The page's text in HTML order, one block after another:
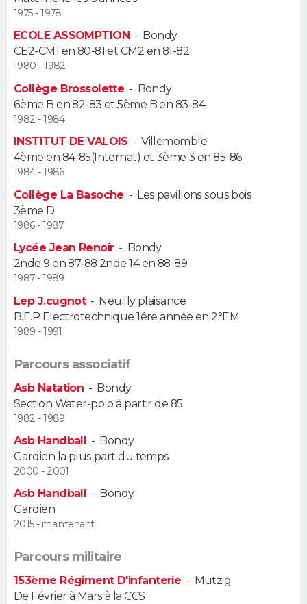
VOYAGE
PHOTO
GUIDES D'ACHAT
CARTE DE VOEUX
DICTIONNAIRE
Dictionnaire
Biographies
Citations
Expressions
Proverbes
PROGRAMME TV
COPAINS D'AVANT
S'inscrire
Se connecter
Lycées
Collèges
Primaires
Universités
Entreprises
Service militaire
Avis de recherche
FORUM
1975 - 1978
ECOLE ASSOMPTION - Bondy
CE2-CM1 en 80-81 et CM2 en 81-82
1980 - 1982
Collège Brossolette - Bondy
6ème B en 82-83 et 5ème B en 83-84
1982 - 1984
INSTITUT DE VALOIS -Villemomble
4ème en 84-85(Internat) et 3ème 3 en 85-86
1984 - 1986
Collège La Basoche - Les pavillons sous bois
3ème D
1986 - 1987
Lycée Jean Renoir- Bondy
2nde 9 en 87-88 2nde 14 en 88-89
1987 - 1989
Lep J.cugnot- Neuilly plaisance
B.E.P Electrotechnique 1ére année en 2°EM
1989 - 1991
Parcours associatif
Asb Natation - Bondy
Section Water-polo à partir de 85
1982 - 1989
Asb Handball - Bondy
Gardien la plus part du temps
2000 - 2001
Asb Handball - Bondy
Gardien
2015 - maintenant
Parcours militaire
153ème Régiment D'infanterie - Mutzig
De Février à Mars à la CCS